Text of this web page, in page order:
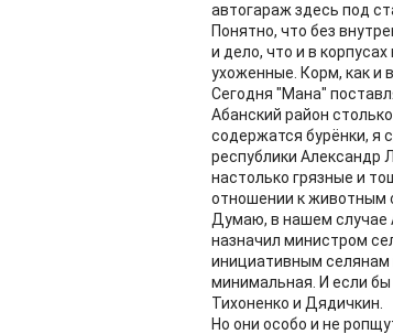
автогараж здесь под
Понятно, что без
и дело, что и в
ухоженные. Корм, как и
Сегодня "Мана"
Абанский район
содержатся бурёнки, я
республики Александр
настолько грязные и
отношении к животным
Думаю, в нашем случае
назначил министром
инициативным селянам
минимальная. И если
Тихоненко и Дядичкин.
Но они особо и не